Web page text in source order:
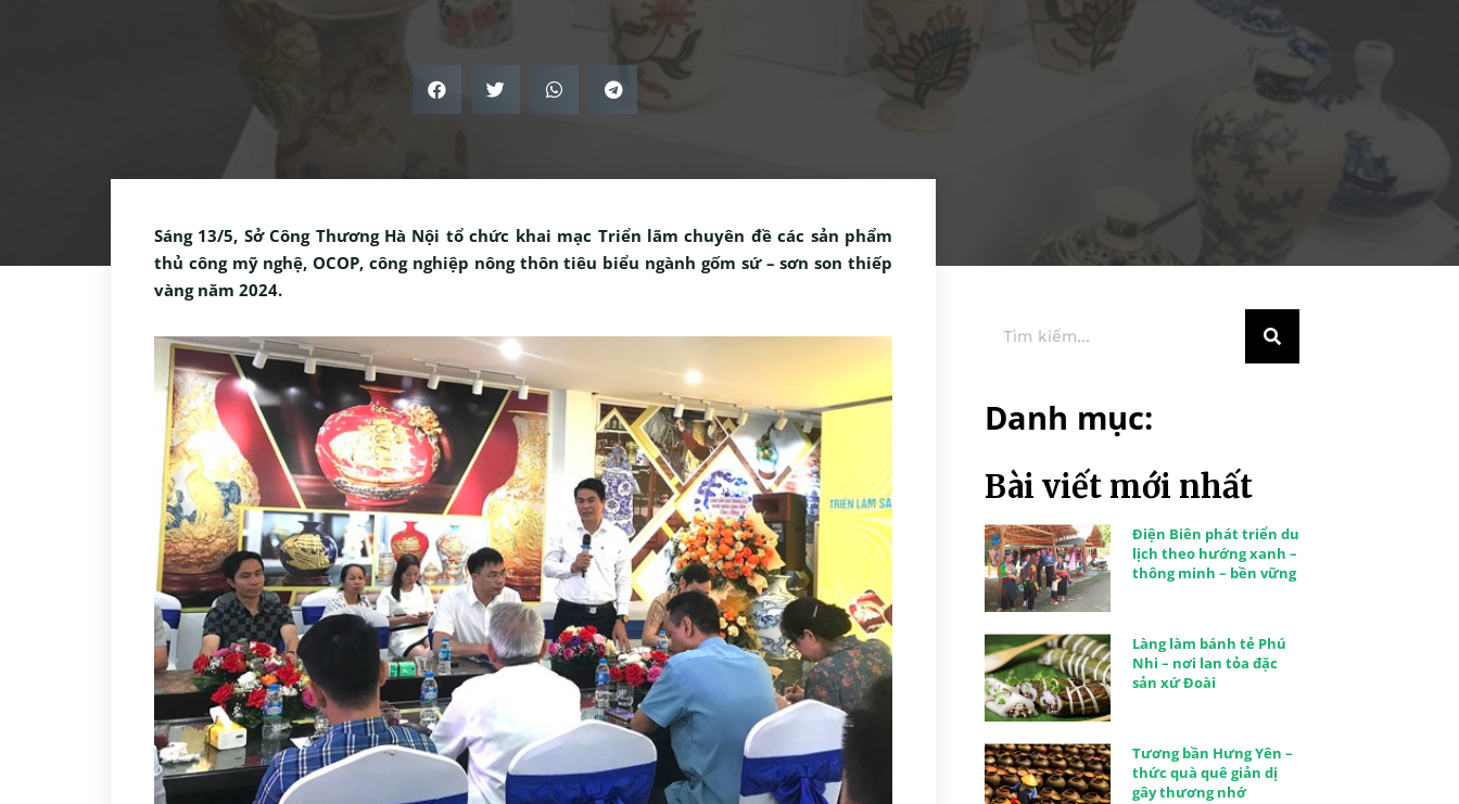
Sáng 13/5, Sở Công Thương Hà Nội tổ chức khai mạc Triển lãm chuyên đề các sản phẩm
thủ công mỹ nghệ, OCOP, công nghiệp nông thôn tiêu biểu ngành gốm sứ – sơn son thiếp
vàng năm 2024.
Danh mục:
Bài viết mới nhất
Điện Biên phát triển du
lịch theo hướng xanh –
thông minh – bền vững
Làng làm bánh tẻ Phú
Nhi – nơi lan tỏa đặc
sản xứ Đoài
Tương bần Hưng Yên –
thức quà quê giản dị
gây thương nhớ